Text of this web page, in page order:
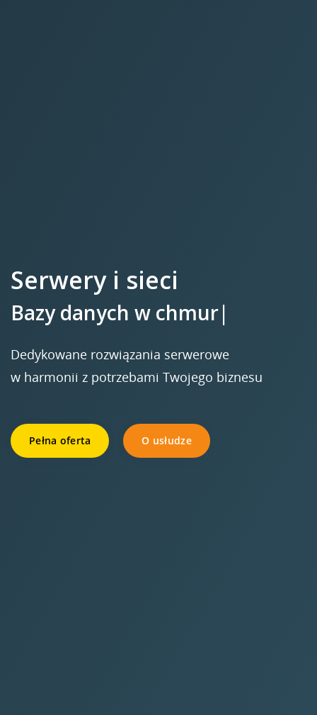
Serwery i sieci
S|
Dedykowane rozwiązania serwerowe
w harmonii z potrzebami Twojego biznesu
Pełna oferta O usłudze